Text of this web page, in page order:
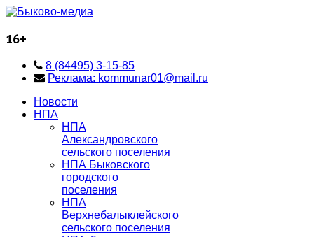
16+
8 (84495) 3-15-85
Реклама: kommunar01@mail.ru
Новости
НПА
НПА
Александровского
сельского поселения
НПА Быковского
городского
поселения
НПА
Верхнебалыклейского
сельского поселения